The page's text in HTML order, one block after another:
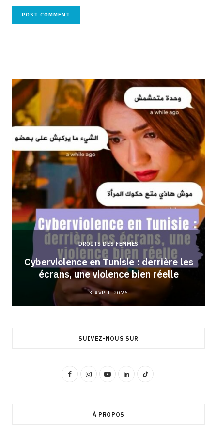
DROITS DES FEMMES
Cyberviolence en Tunisie : derrière les
écrans, une violence bien réelle
3 AVRIL 2026
SUIVEZ-NOUS SUR
F
I
Y
L
T
À PROPOS